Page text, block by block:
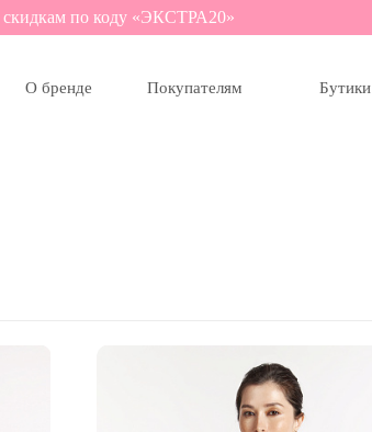
О бренде Покупателям Бутики
по коду «ЭКСТРА20»